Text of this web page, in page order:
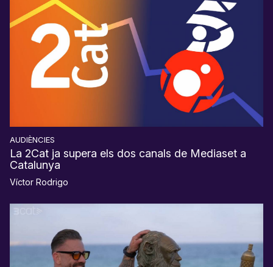
AUDIÈNCIES
La 2Cat ja supera els dos canals de Mediaset a
Catalunya
Víctor Rodrigo